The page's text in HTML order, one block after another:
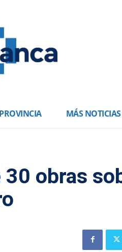
PROVINCIA MÁS NOTICIAS
30 obras